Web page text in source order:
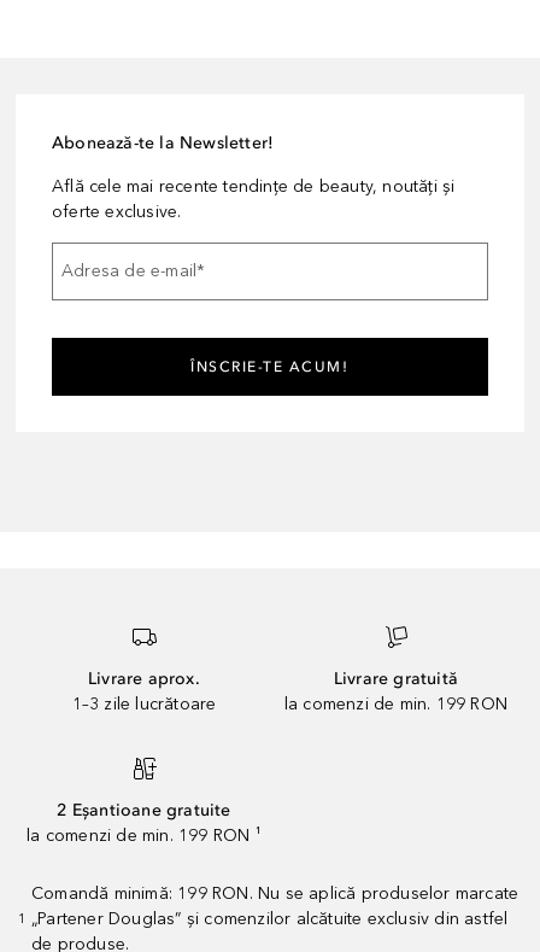
Abonează-te la Newsletter!
Află cele mai recente tendințe de beauty, noutăți și
oferte exclusive.
Adresa de e-mail*
ÎNSCRIE-TE ACUM!
Livrare aprox.
1–3 zile lucrătoare
Livrare gratuită
la comenzi de min. 199 RON
2 Eșantioane gratuite
la comenzi de min. 199 RON ¹
1
Comandă minimă: 199 RON. Nu se aplică produselor marcate
„Partener Douglas” și comenzilor alcătuite exclusiv din astfel
de produse.